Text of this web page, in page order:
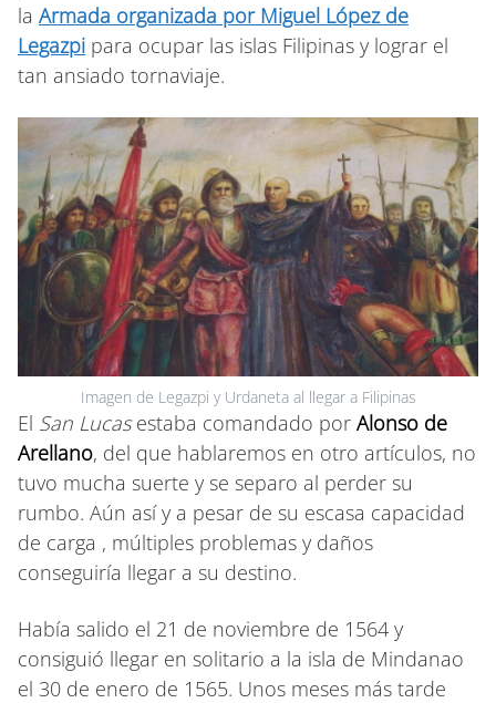
la Armada organizada por Miguel López de
Legazpi para ocupar las islas Filipinas y lograr el
tan ansiado tornaviaje.
Imagen de Legazpi y Urdaneta al llegar a Filipinas
El San Lucasestaba comandado por Alonso de
Arellano, del que hablaremos en otro artículos, no
tuvo mucha suerte y se separo al perder su
rumbo. Aún así y a pesar de su escasa capacidad
de carga , múltiples problemas y daños
conseguiría llegar a su destino.
Había salido el 21 de noviembre de 1564 y
consiguió llegar en solitario a la isla de Mindanao
el 30 de enero de 1565. Unos meses más tarde